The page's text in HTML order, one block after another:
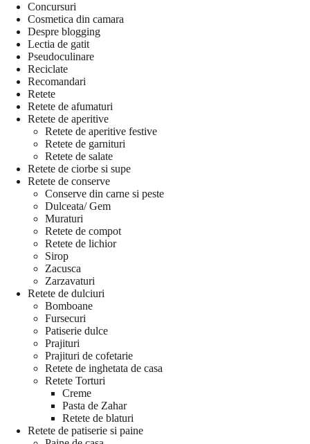
Concursuri
Cosmetica din camara
Despre blogging
Lectia de gatit
Pseudoculinare
Reciclate
Recomandari
Retete
Retete de afumaturi
Retete de aperitive
Retete de aperitive festive
Retete de garnituri
Retete de salate
Retete de ciorbe si supe
Retete de conserve
Conserve din carne si peste
Dulceata/ Gem
Muraturi
Retete de compot
Retete de lichior
Sirop
Zacusca
Zarzavaturi
Retete de dulciuri
Bomboane
Fursecuri
Patiserie dulce
Prajituri
Prajituri de cofetarie
Retete de inghetata de casa
Retete Torturi
Creme
Pasta de Zahar
Retete de blaturi
Retete de patiserie si paine